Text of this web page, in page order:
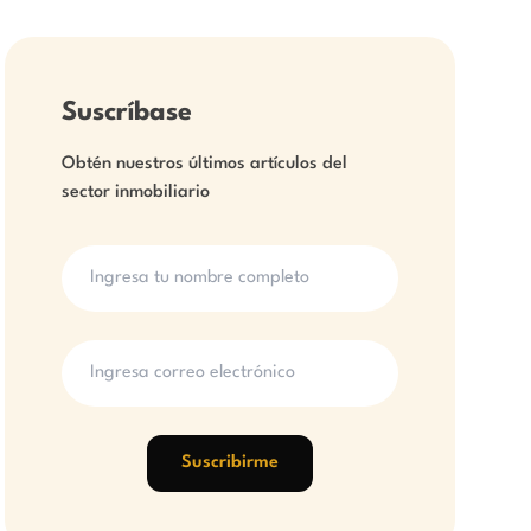
Suscríbase
Obtén nuestros últimos artículos del
sector inmobiliario
Suscribirme